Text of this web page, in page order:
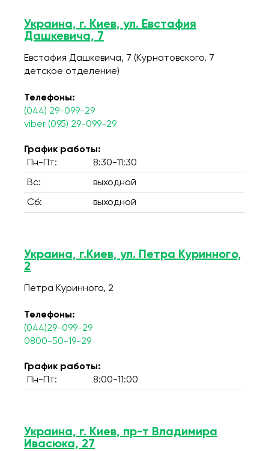
Украина, г. Киев, ул. Евстафия
Дашкевича, 7
Евстафия Дашкевича, 7 (Курнатовского, 7
детское отделение)
Телефоны:
(044) 29-099-29
viber (095) 29-099-29
График работы:
Пн-Пт:
8:30-11:30
Вс: выходной
Сб: выходной
Украина, г.Киев, ул. Петра Куринного,
2
Петра Куринного, 2
Телефоны:
(044)29-099-29
0800-50-19-29
График работы:
Пн-Пт:
8:00-11:00
Украина, г. Киев, пр-т Владимира
Ивасюка, 27